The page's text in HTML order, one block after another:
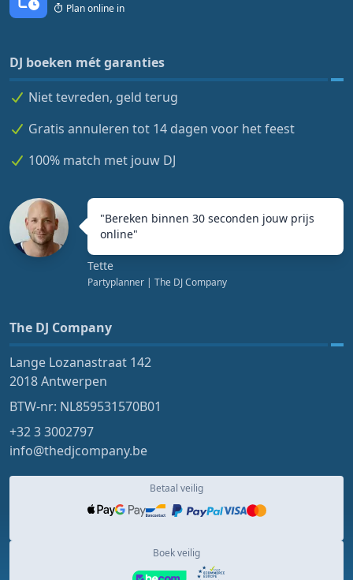
Plan online in
DJ boeken mét garanties
Niet tevreden, geld terug
Gratis annuleren tot 14 dagen voor het feest
100% match met jouw DJ
"Bereken binnen 30 seconden jouw prijs
online"
Tette
Partyplanner | The DJ Company
The DJ Company
Lange Lozanastraat 142
2018 Antwerpen
BTW-nr: NL859531570B01
+32 3 3002797
info@thedjcompany.be
Betaal veilig
Boek veilig